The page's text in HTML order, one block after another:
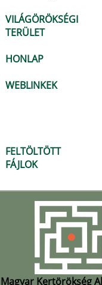
VILÁGÖRÖKSÉGI
TERÜLET
HONLAP
WEBLINKEK
FELTÖLTÖTT
FÁJLOK
Magyar Kertörökség